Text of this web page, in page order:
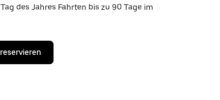
des Jahres Fahrten bis zu 90 Tage im